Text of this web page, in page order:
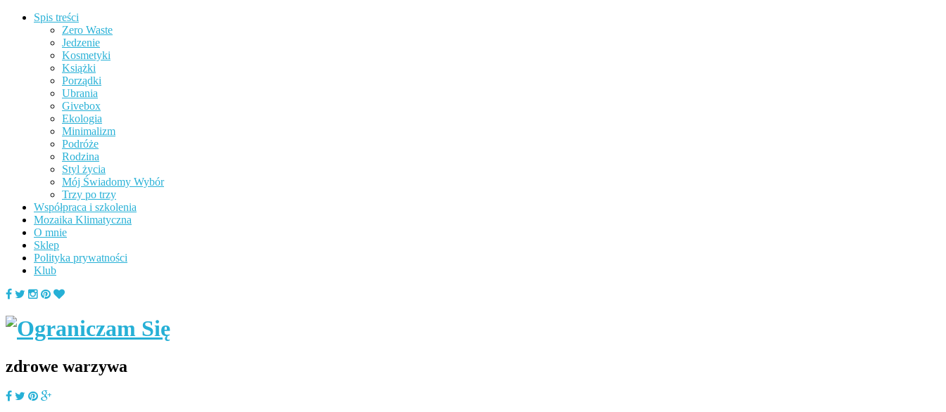
Spis treści
Zero Waste
Jedzenie
Kosmetyki
Książki
Porządki
Ubrania
Givebox
Ekologia
Minimalizm
Podróże
Rodzina
Styl życia
Mój Świadomy Wybór
Trzy po trzy
Współpraca i szkolenia
Mozaika Klimatyczna
O mnie
Sklep
Polityka prywatności
Klub
zdrowe warzywa